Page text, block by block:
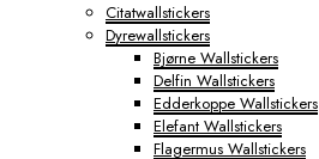
Citatwallstickers
Dyrewallstickers
Bjørne Wallstickers
Delfin Wallstickers
Edderkoppe Wallstickers
Elefant Wallstickers
Flagermus Wallstickers